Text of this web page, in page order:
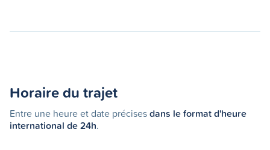
Horaire du trajet
Entre une heure et date précisesdans le format d'heure
international de 24h.